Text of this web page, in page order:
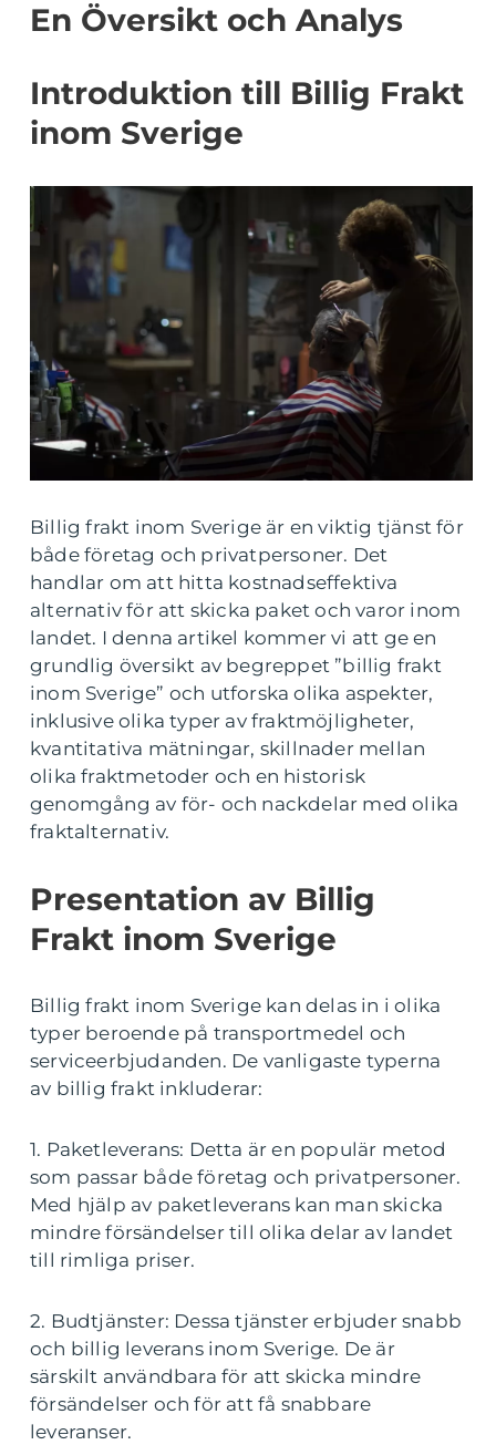
En Översikt och Analys
Introduktion till Billig Frakt
inom Sverige
Billig frakt inom Sverige är en viktig tjänst för
både företag och privatpersoner. Det
handlar om att hitta kostnadseffektiva
alternativ för att skicka paket och varor inom
landet. I denna artikel kommer vi att ge en
grundlig översikt av begreppet ”billig frakt
inom Sverige” och utforska olika aspekter,
inklusive olika typer av fraktmöjligheter,
kvantitativa mätningar, skillnader mellan
olika fraktmetoder och en historisk
genomgång av för- och nackdelar med olika
fraktalternativ.
Presentation av Billig
Frakt inom Sverige
Billig frakt inom Sverige kan delas in i olika
typer beroende på transportmedel och
serviceerbjudanden. De vanligaste typerna
av billig frakt inkluderar:
1. Paketleverans: Detta är en populär metod
som passar både företag och privatpersoner.
Med hjälp av paketleverans kan man skicka
mindre försändelser till olika delar av landet
till rimliga priser.
2. Budtjänster: Dessa tjänster erbjuder snabb
och billig leverans inom Sverige. De är
särskilt användbara för att skicka mindre
försändelser och för att få snabbare
leveranser.